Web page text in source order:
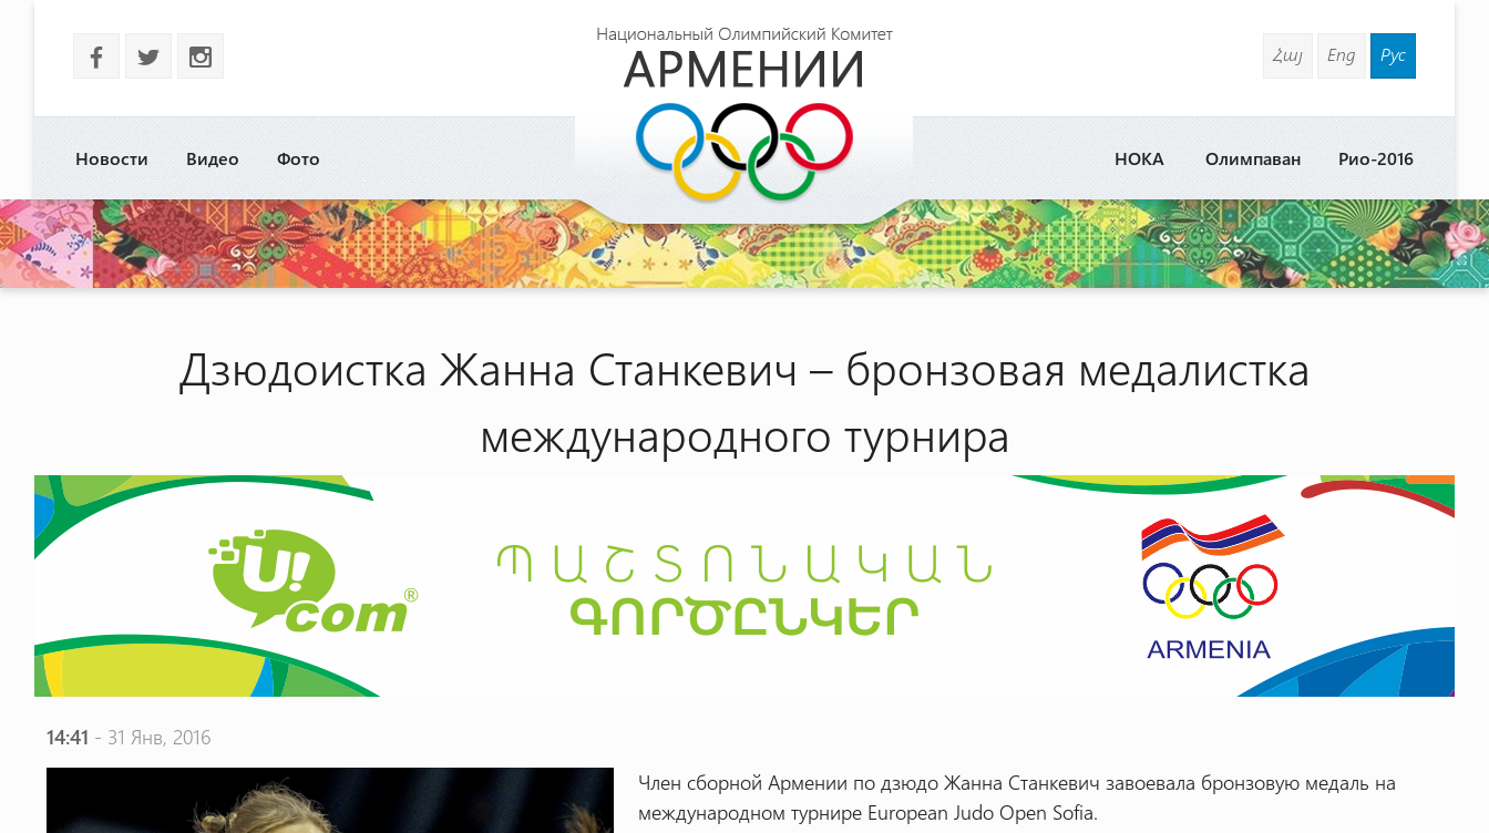
b a x Հայ Eng Рус
Новости Видео Фото Рио-2016
Олимпаван
НОКА
Дзюдоистка Жанна Станкевич – бронзовая медалистка
международного турнира
14:41 - 31 Янв, 2016
Член сборной Армении по дзюдо Жанна Станкевич завоевала бронзовую медаль на
международном турнире European Judo Open Sofia.